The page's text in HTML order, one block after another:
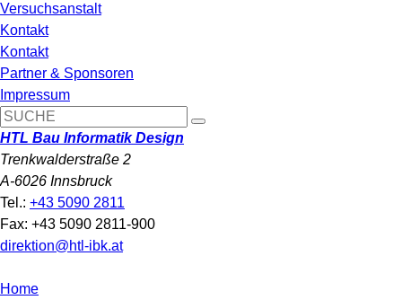
Versuchsanstalt
Kontakt
Kontakt
Partner & Sponsoren
Impressum
HTL Bau Informatik Design
Trenkwalderstraße 2
A-6026 Innsbruck
Tel.: +43 5090 2811
Fax: +43 5090 2811-900
direktion@htl-ibk.at
Home